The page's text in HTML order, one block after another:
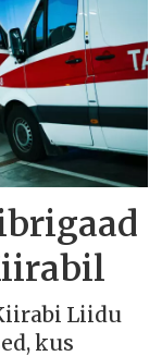
Liidu
kus